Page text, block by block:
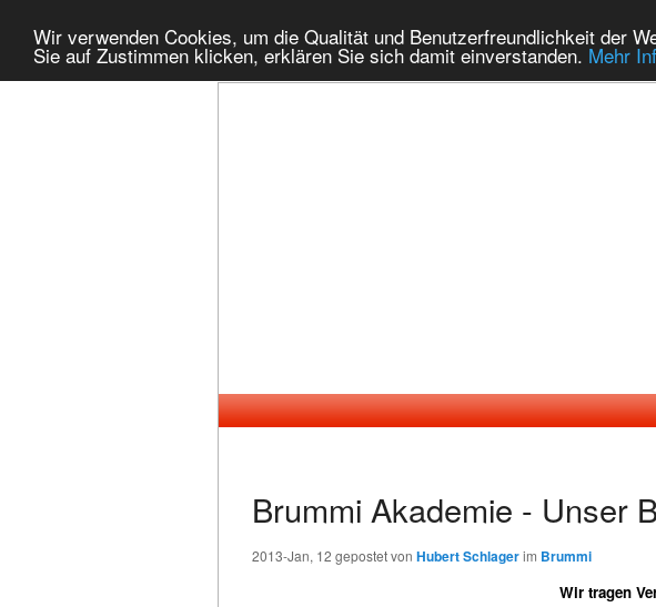
Wir verwenden Cookies, um die Qualität und Benutzerfreundlichkeit der
Sie auf Zustimmen klicken, erklären Sie sich damit einverstanden. Mehr
Brummi Akademie - Unser
2013-Jan, 12 gepostet von Hubert Schlagerim Brummi
Wir tragen